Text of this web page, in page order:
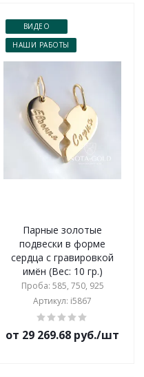
ВИДЕО
НАШИ РАБОТЫ
Парные золотые
подвески в форме
сердца с гравировкой
имён (Вес: 10 гр.)
Проба: 585, 750, 925
Артикул: i5867
от 29 269.68 руб./шт